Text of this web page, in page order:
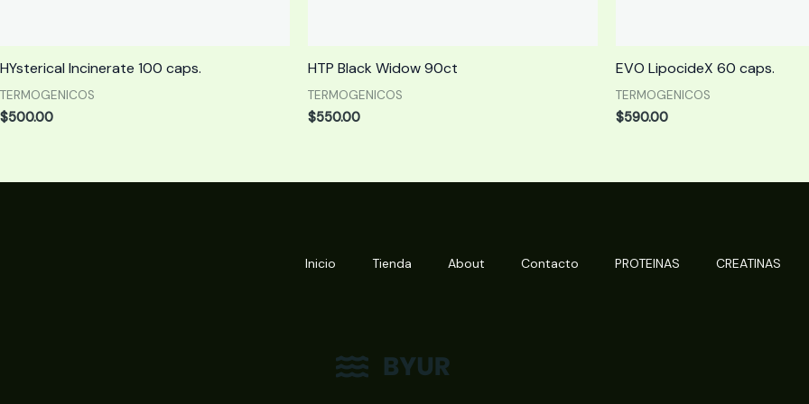
HYsterical Incinerate 100 caps.
TERMOGENICOS
$500.00
HTP Black Widow 90ct
TERMOGENICOS
$550.00
EVO LipocideX 60 caps.
TERMOGENICOS
$590.00
Inicio Tienda About Contacto PROTEINAS CREATINAS